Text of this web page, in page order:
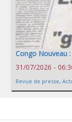
Congo Nouveau
31/07/2026 -
Revue de presse,